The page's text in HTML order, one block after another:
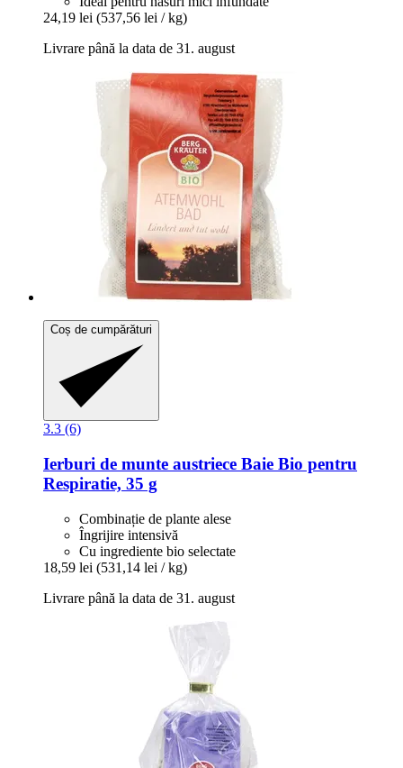
24,19 lei (537,56 lei / kg)
Livrare până la data de 31. august
Coș de cumpărături
3.3 (6)
Ierburi de munte austriece Baie Bio pentru
Respiratie, 35 g
Combinație de plante alese
Îngrijire intensivă
Cu ingrediente bio selectate
18,59 lei (531,14 lei / kg)
Livrare până la data de 31. august